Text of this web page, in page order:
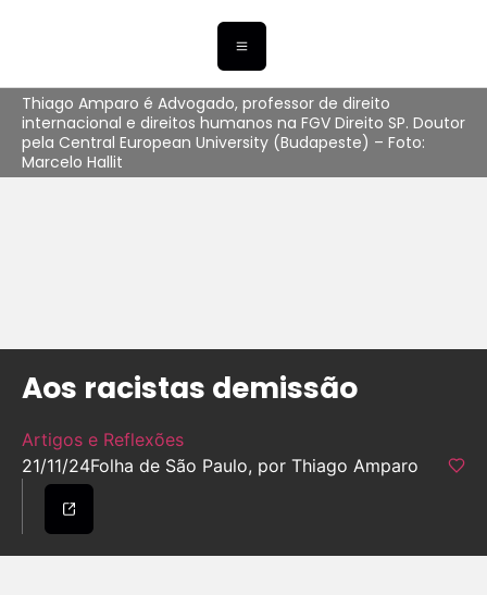
Thiago Amparo é Advogado, professor de direito
internacional e direitos humanos na FGV Direito SP. Doutor
pela Central European University (Budapeste) – Foto:
Marcelo Hallit
Aos racistas demissão
Artigos e Reflexões
21/11/24Folha de São Paulo, por Thiago Amparo